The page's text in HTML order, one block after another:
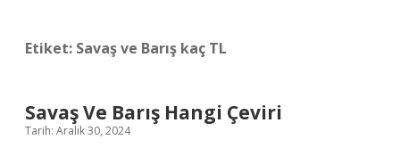
Etiket: Savaş ve Barış kaç TL
Savaş Ve Barış Hangi Çeviri
Tarih: Aralık 30, 2024